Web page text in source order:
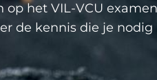
het VIL-VCU
de kennis die je